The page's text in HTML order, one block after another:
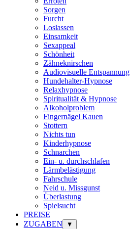
Sorgen
Furcht
Loslassen
Einsamkeit
Sexappeal
Schönheit
Zähneknirschen
Audiovisuelle Entspannung
Hundehalter-Hypnose
Relaxhypnose
Spiritualität & Hypnose
Alkoholproblem
Fingernägel Kauen
Stottern
Nichts tun
Kinderhypnose
Schnarchen
Ein- u. durchschlafen
Lärmbelästigung
Fahrschule
Neid u. Missgunst
Überlastung
Spielsucht
PREISE
ZUGABEN
▼